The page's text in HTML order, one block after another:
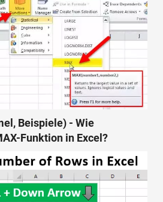
Beispiele) - Wie
Funktion in Excel?